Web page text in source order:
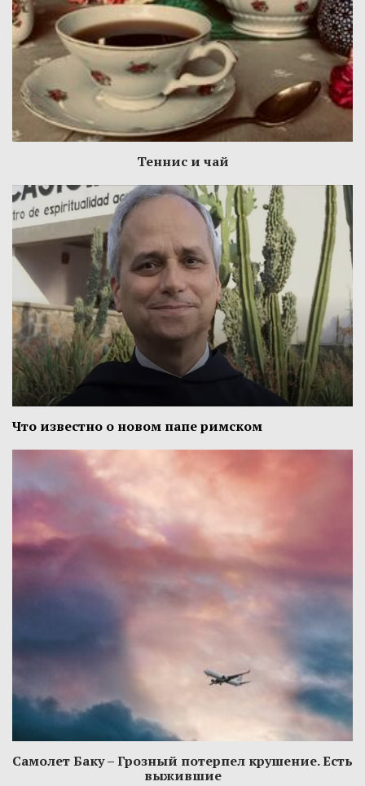
Теннис и чай
Что известно о новом папе римском
Самолет Баку – Грозный потерпел крушение. Есть
выжившие